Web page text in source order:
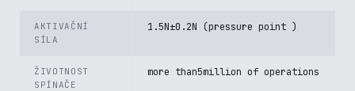
AKTIVAČNÍ
SÍLA
1.5N±0.2N (pressure point )
ŽIVOTNOST
SPÍNAČE
more than5million of operations